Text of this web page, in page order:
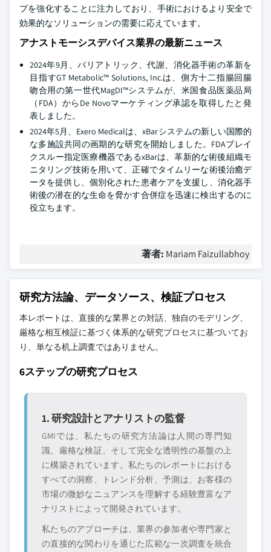
プを強化することに注力しており、手術におけるより安全で
効果的なソリューションの需要に応えています。
アナストモーシスデバイス業界の最新ニュース
2024年9月、バリアトリック、代謝、消化器手術の革新を
目指すGT Metabolic™ Solutions, Inc.は、側方十二指腸回腸
吻合用の第一世代MagDI™システムが、米国食品医薬品局
（FDA）からDe Novoマーケティング承認を取得したと発
表しました。
2024年5月、Exero Medicalは、xBarシステムの新しい国際的
な多施設共同の画期的な研究を開始しました。FDAブレイ
クスルー指定医療機器であるxBarは、革新的な術後組織モ
ニタリング技術を用いて、正確でタイムリーな術後治癒デ
ータを提供し、個別化された患者ケアを支援し、消化器手
術後の潜在的な生命を脅かす合併症を迅速に検出するのに
役立ちます。
著者: Mariam Faizullabhoy
研究方法論、データソース、検証プロセス
本レポートは、直接的な業界との対話、独自のモデリング、
厳格な相互検証に基づく体系的な研究プロセスに基づいてお
り、単なる机上調査ではありません。
6ステップの研究プロセス
1. 研究設計とアナリストの監督
GMIでは、私たちの研究方法論は人間の専門知
識、厳格な検証、そして完全な透明性の基盤の上
に構築されています。私たちのレポートにおける
すべての洞察、トレンド分析、予測は、お客様の
市場の微妙なニュアンスを理解する経験豊富なア
ナリストによって開発されています。
私たちのアプローチは、業界の参加者や専門家と
の直接的な関わりを通じた広範な一次調査を統合